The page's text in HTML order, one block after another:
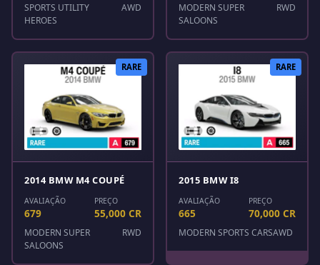
SPORTS UTILITY
HEROES
AWD
MODERN SUPER
SALOONS
RWD
RARE
2014 BMW M4 COUPÉ
AVALIAÇÃO
679
PREÇO
55,000 CR
MODERN SUPER
SALOONS
RWD
RARE
2015 BMW I8
AVALIAÇÃO
665
PREÇO
70,000 CR
MODERN SPORTS CARSAWD